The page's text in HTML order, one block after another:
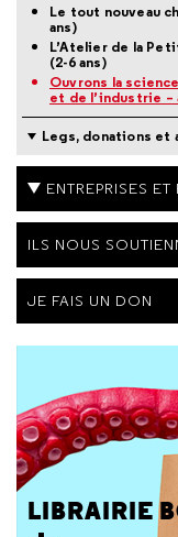
Le tout nouveau
ans)
L’Atelier de la
(2-6 ans)
Ouvrons la
et de l’industrie –
Legs, donations et
ENTREPRISES
ILS NOUS
JE FAIS UN DON
LIBRAIRIE